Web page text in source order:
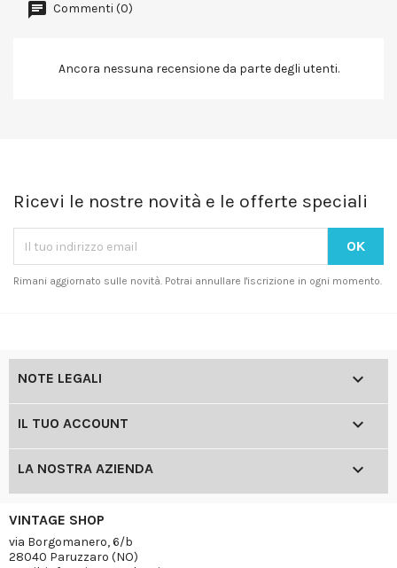
Commenti (0)
Ancora nessuna recensione da parte degli utenti.
Ricevi le nostre novità e le offerte speciali
Rimani aggiornato sulle novità. Potrai annullare l'iscrizione in ogni momento.
NOTE LEGALI 
IL TUO ACCOUNT 
LA NOSTRA AZIENDA 
VINTAGE SHOP
via Borgomanero, 6/b
28040 Paruzzaro (NO)